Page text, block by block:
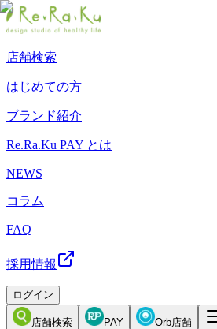
店舗検索
はじめての方
ブランド紹介
Re.Ra.Ku PAY とは
NEWS
コラム
FAQ
採用情報
ログイン
店舗検索 PAY Orb店舗